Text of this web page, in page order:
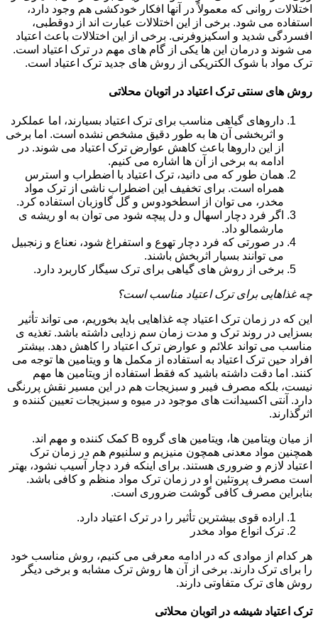
اختلالات روانی که معمولاً در آنها افکار خودکشی هم وجود دارد،
استفاده می شود. برخی از این اختلالات عبارت اند از دوقطبی،
افسردگی شدید و اسکیزوفرنی. برخی از این اختلالات باعث اعتیاد
می شوند و درمان این ها یکی از گام های مهم در ترک اعتیاد است.
ترک مواد با شوک الکتریکی از روش های جدید ترک اعتیاد است.
روش های سنتی ترک اعتیاد در اتوبان محلاتی
داروهای گیاهی مناسب برای ترک اعتیاد بسیارند، اما عملکرد
و اثربخشی آن ها به طور دقیق مشخص نشده است. اما برخی
از این داروها باعث کاهش عوارض ترک اعتیاد می شوند. در
ادامه به برخی از آن ها اشاره می کنیم.
همان طور که می دانید، ترک اعتیاد با اضطراب و استرس
همراه است. برای تخفیف این اضطراب ناشی از ترک مواد
مخدر، می توان از اسطخودوس و گل گاوزبان استفاده کرد.
اگر فرد دچار اسهال و دل پیچه شود می توان به او ریشه ی
مارشمالو داد.
در صورتی که فرد دچار تهوع و استفراغ شود، نعناع و زنجبیل
می توانند بسیار اثربخش باشند.
برخی از روش های گیاهی برای ترک سیگار کاربرد دارد.
چه غذاهایی برای ترک اعتیاد مناسب است؟
این که در زمان ترک اعتیاد چه غذاهایی باید بخوریم، می تواند تأثیر
بسزایی در روند ترک و مدت زمان سم زدایی داشته باشد. تغذیه ی
مناسب می تواند علائم و عوارض ترک اعتیاد را کاهش دهد. بیشتر
افراد حین ترک اعتیاد به استفاده از مکمل ها و ویتامین ها توجه می
کنند. اما دقت داشته باشید که فقط استفاده از ویتامین ها مهم
نیست، بلکه مصرف فیبر و سبزیجات هم در این مسیر نقش پررنگی
دارد. آنتی اکسیدانت های موجود در میوه و سبزیجات تعیین کننده و
اثرگذارند.
از میان ویتامین ها، ویتامین های گروه B کمک کننده و مهم اند.
همچنین مواد معدنی همچون منیزیم و سلنیوم هم در زمان ترک
اعتیاد لازم و ضروری هستند. برای اینکه فرد دچار آسیب نشود، بهتر
است مصرف پروتئین او در زمان ترک مواد منظم و کافی باشد.
بنابراین مصرف کافی گوشت ضروری است.
اراده قوی بیشترین تأثیر را در ترک اعتیاد دارد.
ترک انواع مواد مخدر
هر کدام از موادی که در ادامه معرفی می کنیم، روش مناسب خود
را برای ترک دارند. برخی از آن ها روش ترک مشابه و برخی دیگر
روش های ترک متفاوتی دارند.
ترک اعتیاد شیشه در اتوبان محلاتی